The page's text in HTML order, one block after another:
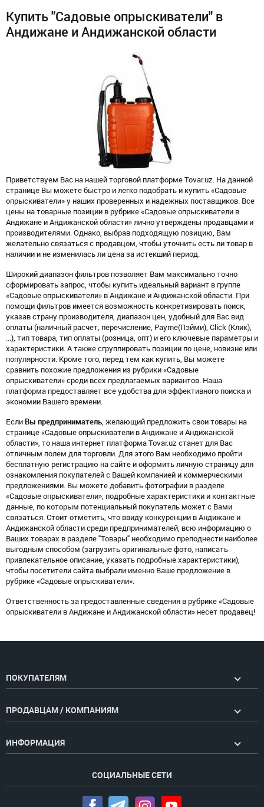
Купить "Садовые опрыскиватели" в
Андижане и Андижанской области
Приветствуем Вас на нашей торговой платформе Tovar.uz. На данной
странице Вы можете быстро и легко подобрать и купить «Садовые
опрыскиватели» у наших проверенных и надежных поставщиков. Все
цены на товарные позиции в рубрике «Садовые опрыскиватели в
Андижане и Андижанской области» лично утверждены продавцами и
производителями. Однако, выбрав подходящую позицию, Вам
желательно связаться с продавцом, чтобы уточнить есть ли товар в
наличии и не изменилась ли цена за истекший период.
Широкий диапазон фильтров позволяет Вам максимально точно
сформировать запрос, чтобы купить идеальный вариант в группе
«Садовые опрыскиватели» в Андижане и Андижанской области. При
помощи фильтров имеется возможность конкретизировать поиск,
указав страну производителя, диапазон цен, удобный для Вас вид
оплаты (наличный расчет, перечисление, Payme(Пэйми), Click (Клик),
...), тип товара, тип оплаты (розница, опт) и его ключевые параметры и
характеристики. А также сгруппировать позиции по цене, новизне или
популярности. Кроме того, перед тем как купить, Вы можете
сравнить похожие предложения из рубрики «Садовые
опрыскиватели» среди всех предлагаемых вариантов. Наша
платформа предоставляет все удобства для эффективного поиска и
экономии Вашего времени.
Если Вы предприниматель, желающий предложить свои товары на
странице «Садовые опрыскиватели в Андижане и Андижанской
области», то наша интернет платформа Tovar.uz станет для Вас
отличным полем для торговли. Для этого Вам необходимо пройти
бесплатную регистрацию на сайте и оформить личную страницу для
ознакомления покупателей с Вашей компанией и коммерческими
предложениями. Вы можете добавить фотографии в разделе
«Садовые опрыскиватели», подробные характеристики и контактные
данные, по которым потенциальный покупатель может с Вами
связаться. Стоит отметить, что ввиду конкуренции в Андижане и
Андижанской области среди предпринимателей, всю информацию о
Ваших товарах в разделе "Товары" необходимо преподнести наиболее
выгодным способом (загрузить оригинальные фото, написать
привлекательное описание, указать подробные характеристики),
чтобы посетители сайта выбрали именно Ваше предложение в
рубрике «Садовые опрыскиватели».
Ответственность за предоставленные сведения в рубрике «Садовые
опрыскиватели в Андижане и Андижанской области» несет продавец!
ПОКУПАТЕЛЯМ
ПРОДАВЦАМ / КОМПАНИЯМ
ИНФОРМАЦИЯ
СОЦИАЛЬНЫЕ СЕТИ